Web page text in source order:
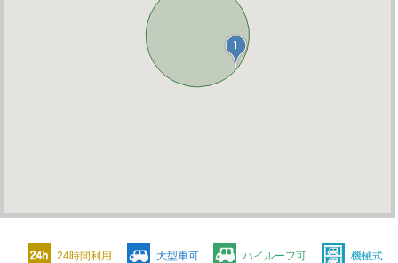
24時間利用 大型車可 ハイルーフ可 機械式